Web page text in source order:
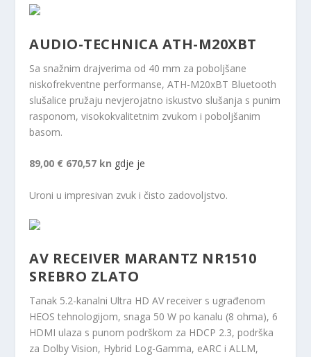
AUDIO-TECHNICA ATH-M20XBT
Sa snažnim drajverima od 40 mm za poboljšane
niskofrekventne performanse, ATH-M20xBT Bluetooth
slušalice pružaju nevjerojatno iskustvo slušanja s punim
rasponom, visokokvalitetnim zvukom i poboljšanim
basom.
89,00 € 670,57 kn gdje je
Uroni u impresivan zvuk i čisto zadovoljstvo.
AV RECEIVER MARANTZ NR1510
SREBRO ZLATO
Tanak 5.2-kanalni Ultra HD AV receiver s ugrađenom
HEOS tehnologijom, snaga 50 W po kanalu (8 ohma), 6
HDMI ulaza s punom podrškom za HDCP 2.3, podrška
za Dolby Vision, Hybrid Log-Gamma, eARC i ALLM,